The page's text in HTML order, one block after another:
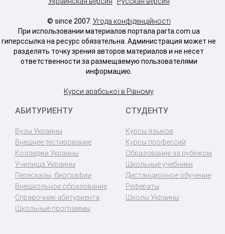
© since 2007. Угода конфіденційності
При использовании материалов портала parta.com.ua
гиперссылка на ресурс обязательна. Администрация может не
разделять точку зрения авторов материалов и не несет
ответственности за размещаемую пользователями
информацию.
Курси арабської в Рівному
АБИТУРИЕНТУ
Вузы Украины
Внешнее тестирование
Колледжи Украины
Училища Украины
Пересказы, биографии
Внешкольное образование
Справочник абитуриента
Школьные программы
СТУДЕНТУ
Курсы языков
Курсы профессий
Образование за рубежом
Школьные учебники
Дистанционное обучение
Рефераты
Школы Украины